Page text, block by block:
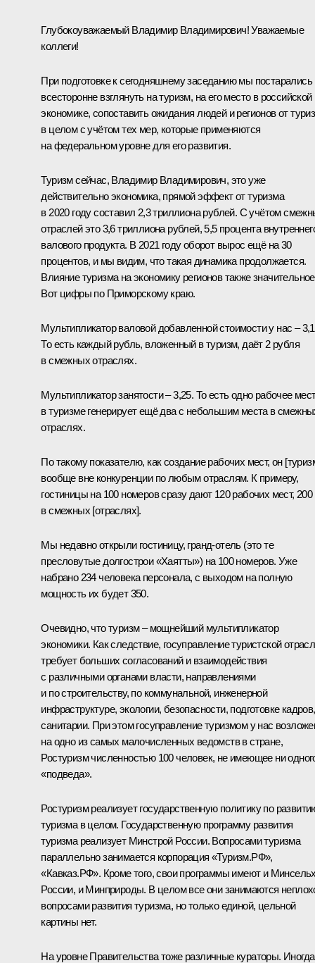
Глубокоуважаемый Владимир Владимирович! Уважаемые
коллеги!
При подготовке к сегодняшнему заседанию мы постарались
всесторонне взглянуть на туризм, на его место в российской
экономике, сопоставить ожидания людей и регионов от
в целом с учётом тех мер, которые применяются
на федеральном уровне для его развития.
Туризм сейчас, Владимир Владимирович, это уже
действительно экономика, прямой эффект от туризма
в 2020 году составил 2,3 триллиона рублей. С учётом
отраслей это 3,6 триллиона рублей, 5,5 процента
валового продукта. В 2021 году оборот вырос ещё на 30
процентов, и мы видим, что такая динамика продолжается.
Влияние туризма на экономику регионов также
Вот цифры по Приморскому краю.
Мультипликатор валовой добавленной стоимости у нас –
То есть каждый рубль, вложенный в туризм, даёт 2 рубля
в смежных отраслях.
Мультипликатор занятости – 3,25. То есть одно рабочее
в туризме генерирует ещё два с небольшим места в
отраслях.
По такому показателю, как создание рабочих мест, он
вообще вне конкуренции по любым отраслям. К примеру,
гостиницы на 100 номеров сразу дают 120 рабочих мест, 200
в смежных [отраслях].
Мы недавно открыли гостиницу, гранд-отель (это те
пресловутые долгострои «Хаятты») на 100 номеров. Уже
набрано 234 человека персонала, с выходом на полную
мощность их будет 350.
Очевидно, что туризм – мощнейший мультипликатор
экономики. Как следствие, госуправление туристской
требует больших согласований и взаимодействия
с различными органами власти, направлениями
и по строительству, по коммунальной, инженерной
инфраструктуре, экологии, безопасности, подготовке кадров,
санитарии. При этом госуправление туризмом у нас
на одно из самых малочисленных ведомств в стране,
Ростуризм численностью 100 человек, не имеющее ни
«подведа».
Ростуризм реализует государственную политику по
туризма в целом. Государственную программу развития
туризма реализует Минстрой России. Вопросами туризма
параллельно занимается корпорация «Туризм.РФ»,
«Кавказ.РФ». Кроме того, свои программы имеют и
России, и Минприроды. В целом все они занимаются
вопросами развития туризма, но только единой, цельной
картины нет.
На уровне Правительства тоже различные кураторы. Иногда